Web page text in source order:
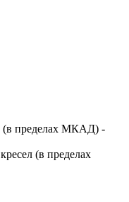
(в пределах МКАД) -
(в пределах